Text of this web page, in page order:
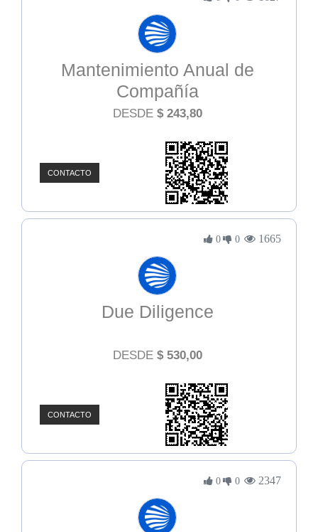
Mantenimiento Anual de
Compañía
DESDE $ 243,80
CONTACTO
0 0 1665
Due Diligence
DESDE $ 530,00
CONTACTO
0 0 2347